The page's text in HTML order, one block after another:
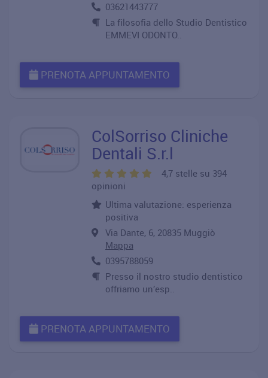
03621443777
La filosofia dello Studio Dentistico
EMMEVI ODONTO..
PRENOTA APPUNTAMENTO
ColSorriso Cliniche
Dentali S.r.l
4,7 stelle su 394
opinioni
Ultima valutazione: esperienza
positiva
Via Dante, 6, 20835 Muggiò
Mappa
0395788059
Presso il nostro studio dentistico
offriamo un’esp..
PRENOTA APPUNTAMENTO